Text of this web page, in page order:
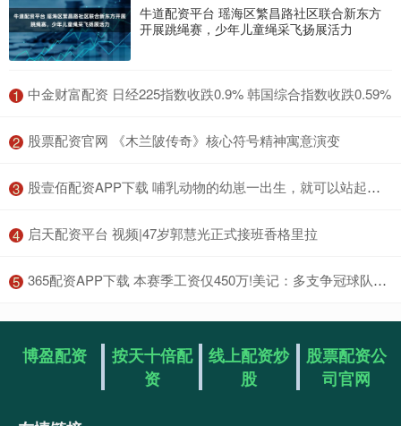
牛道配资平台 瑶海区繁昌路社区联合新东方
开展跳绳赛，少年儿童绳采飞扬展活力
1 ​中金财富配资 日经225指数收跌0.9% 韩国综合指数收跌0.59%
2 ​股票配资官网 《木兰陂传奇》核心符号精神寓意演变
3 ​股壹佰配资APP下载 哺乳动物的幼崽一出生，就可以站起来走，为什么人类的幼崽却不行？_黑猩猩_妈妈_大脑
4 ​启天配资平台 视频|47岁郭慧光正式接班香格里拉
5 ​365配资APP下载 本赛季工资仅450万!美记：多支争冠球队正密切关注阿尔瓦拉多
博盈配资
按天十倍配
资
线上配资炒
股
股票配资公
司官网